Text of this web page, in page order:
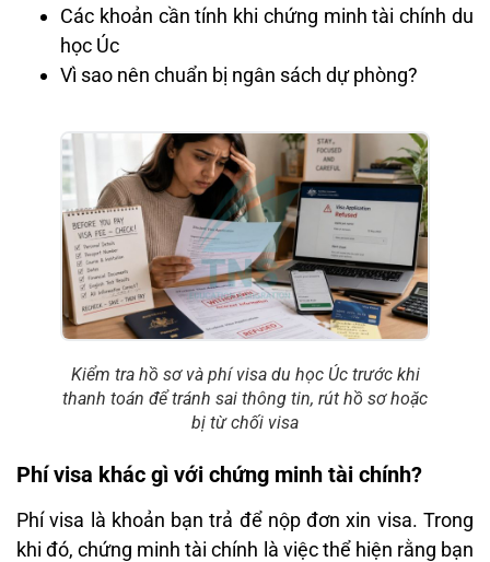
Các khoản cần tính khi chứng minh tài chính du
học Úc
Vì sao nên chuẩn bị ngân sách dự phòng?
Kiểm tra hồ sơ và phí visa du học Úc trước khi
thanh toán để tránh sai thông tin, rút hồ sơ hoặc
bị từ chối visa
Phí visa khác gì với chứng minh tài chính?
Phí visa là khoản bạn trả để nộp đơn xin visa. Trong
khi đó, chứng minh tài chính là việc thể hiện rằng bạn